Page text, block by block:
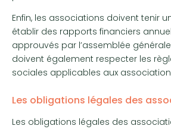
Enfin, les associations doivent tenir
établir des rapports financiers
approuvés par l’assemblée
doivent également respecter les
sociales applicables aux
Les obligations légales des
Les obligations légales des